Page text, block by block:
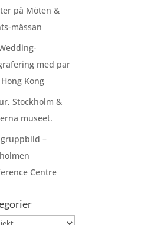
på Möten &
mässan
med par
Kong
Stockholm &
museet.
–
Centre